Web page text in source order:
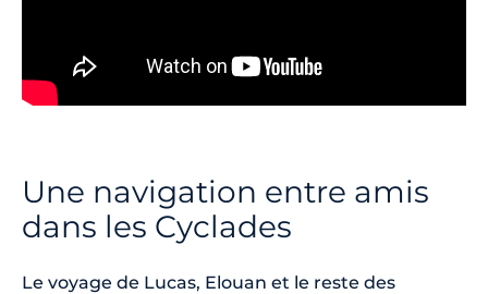
Une navigation entre amis
dans les Cyclades
Le voyage de Lucas, Elouan et le reste des